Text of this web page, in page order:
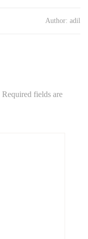
Author: adil
Required fields are